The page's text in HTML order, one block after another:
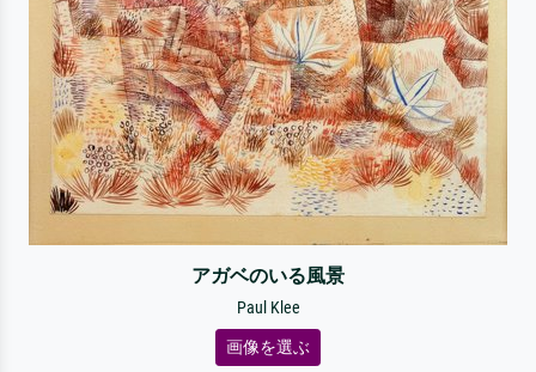
アガベのいる風景
Paul Klee
画像を選ぶ